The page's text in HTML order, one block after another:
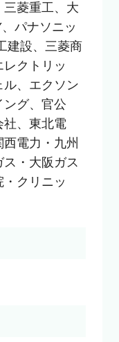
菱重工、大
パナソニッ
建設、三菱商
クトリッ
ル、エクソン
ング、官公
社、東北電
電力・九州
・大阪ガス
クリニッ